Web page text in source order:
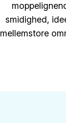
smidighed,
mellemstore